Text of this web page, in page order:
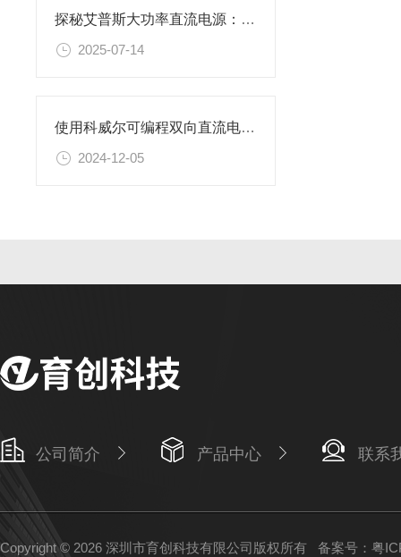
探秘艾普斯大功率直流电源：高效能源转换的奥秘
2025-07-14
使用科威尔可编程双向直流电源的注意事项
2024-12-05
公司简介 产品中心 联系
Copyright © 2026 深圳市育创科技有限公司版权所有 备案号：粤